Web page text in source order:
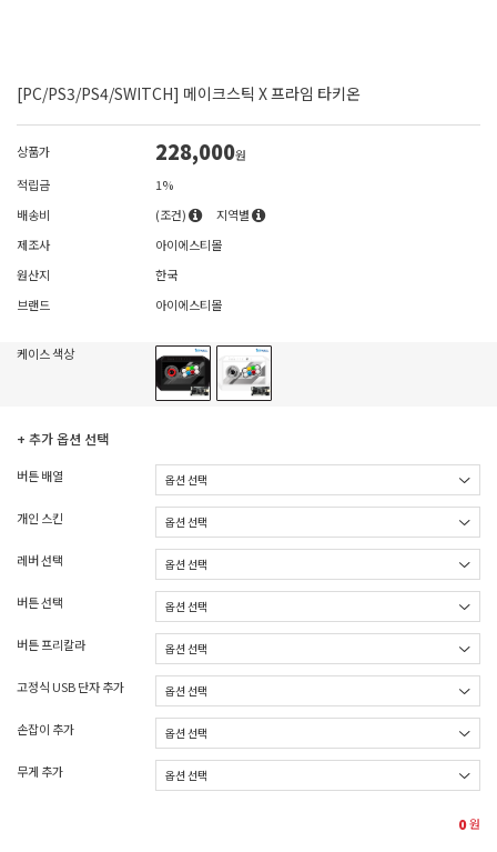
[PC/PS3/PS4/SWITCH] 메이크스틱 X 프라임 타키온
상품가 228,000원
적립금
1%
배송비
(조건)
지역별
제조사
아이에스티몰
원산지
한국
브랜드
아이에스티몰
케이스 색상
+ 추가 옵션 선택
버튼 배열
개인 스킨
레버 선택
버튼 선택
버튼 프리칼라
고정식 USB 단자 추가
손잡이 추가
무게 추가
0원